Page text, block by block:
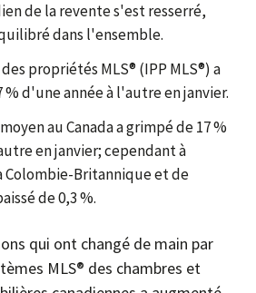
de la revente s'est resserré,
dans l'ensemble.
propriétés MLS® (IPP MLS®) a
d'une année à l'autre en janvier.
au Canada a grimpé de 17 %
en janvier; cependant à
Britannique et de
de 0,3 %.
qui ont changé de main par
MLS® des chambres et